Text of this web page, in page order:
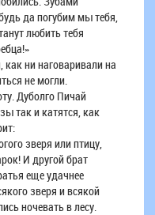
да погубим мы тебя,
любить тебя
ни наговаривали на
не могли.
Дуболго Пичай
так и катятся, как
зверя или птицу,
И другой брат
еще удачнее
зверя и всякой
ночевать в лесу.